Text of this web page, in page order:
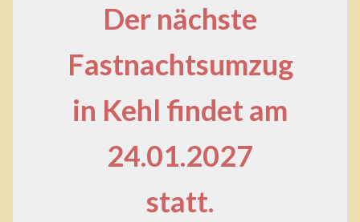
Der nächste
Fastnachtsumzug
in Kehl findet am
24.01.2027
statt.